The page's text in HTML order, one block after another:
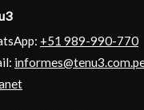
+51 989-990-770